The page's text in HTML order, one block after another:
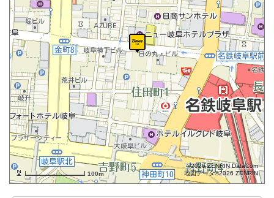
100m
©2026 ZENRIN DataCom
地図データ©2026 ZENRIN